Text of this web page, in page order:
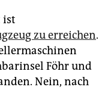
ist
zu erreichen.
Föhr und
Nein, nach